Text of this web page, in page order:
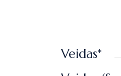
Veidas*